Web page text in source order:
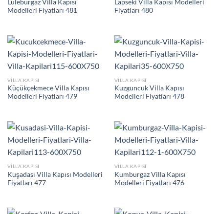
Lüleburgaz Villa Kapısı
Modelleri Fiyatları 481
Lapseki Villa Kapısı Modelleri
Fiyatları 480
VILLA KAPISI
Küçükçekmece Villa Kapısı
Modelleri Fiyatları 479
VILLA KAPISI
Kuzguncuk Villa Kapısı
Modelleri Fiyatları 478
VILLA KAPISI
Kuşadası Villa Kapısı Modelleri
Fiyatları 477
VILLA KAPISI
Kumburgaz Villa Kapısı
Modelleri Fiyatları 476